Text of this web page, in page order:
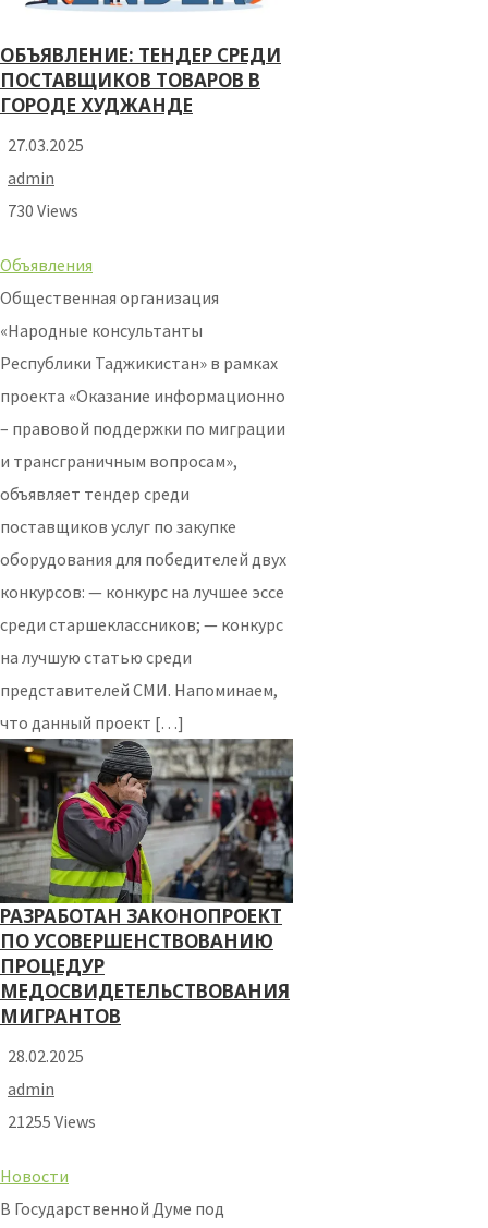
ОБЪЯВЛЕНИЕ: ТЕНДЕР СРЕДИ
ПОСТАВЩИКОВ ТОВАРОВ В
ГОРОДЕ ХУДЖАНДЕ
27.03.2025
admin
730 Views
Объявления
Общественная организация
«Народные консультанты
Республики Таджикистан» в рамках
проекта «Оказание информационно
– правовой поддержки по миграции
и трансграничным вопросам»,
объявляет тендер среди
поставщиков услуг по закупке
оборудования для победителей двух
конкурсов: — конкурс на лучшее эссе
среди старшеклассников; — конкурс
на лучшую статью среди
представителей СМИ. Напоминаем,
что данный проект […]
РАЗРАБОТАН ЗАКОНОПРОЕКТ
ПО УСОВЕРШЕНСТВОВАНИЮ
ПРОЦЕДУР
МЕДОСВИДЕТЕЛЬСТВОВАНИЯ
МИГРАНТОВ
28.02.2025
admin
21255 Views
Новости
В Государственной Думе под